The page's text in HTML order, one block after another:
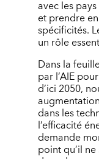
avec les
et prendre
spécificités.
un rôle
Dans la
par l’AIE
d’ici 2050,
dans les
l’efficacité
demande
point qu’il